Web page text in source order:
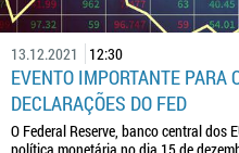
13.12.2021 12:30
EVENTO IMPORTANTE PARA
DECLARAÇÕES DO FED
O Federal Reserve, banco central dos